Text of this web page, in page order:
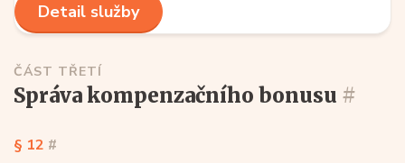
Detail služby
ČÁST TŘETÍ
správa kompenzačního bonusu #
§ 12 #